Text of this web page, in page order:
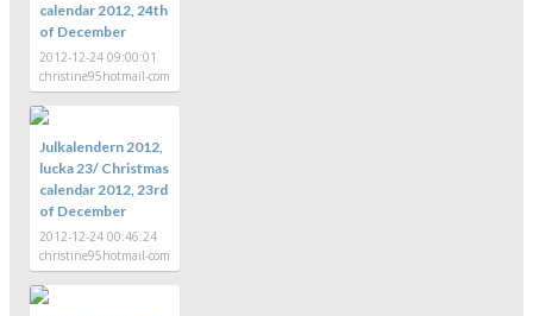
calendar 2012, 24th
of December
2012-12-24 09:00:01
christine95hotmail-com
Julkalendern 2012,
lucka 23/ Christmas
calendar 2012, 23rd
of December
2012-12-24 00:46:24
christine95hotmail-com